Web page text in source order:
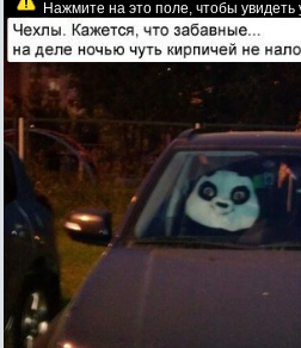
Нажмите на это поле, чтобы